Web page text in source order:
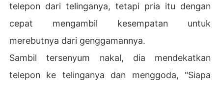
telepon dari telinganya, tetapi pria itu dengan
cepat mengambil kesempatan untuk
merebutnya dari genggamannya.
Sambil tersenyum nakal, dia mendekatkan
telepon ke telinganya dan menggoda, "Siapa